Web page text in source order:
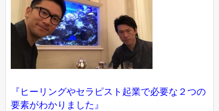
『ヒーリングやセラピスト起業で必要な２つの
要素がわかりました』